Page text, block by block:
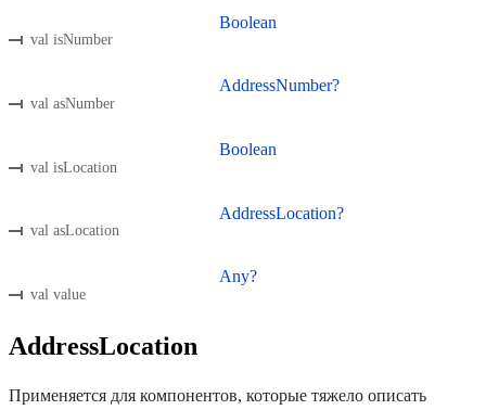
val isNumber
Boolean
val asNumber
AddressNumber?
val isLocation
Boolean
val asLocation
AddressLocation?
val value
Any?
AddressLocation
Применяется для компонентов, которые тяжело описать